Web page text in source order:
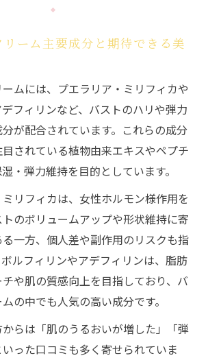
リーム主要成分と期待できる美
ムには、プエラリア・ミリフィカや
フィリンなど、バストのハリや弾力
が配合されています。これらの成分
されている植物由来エキスやペプチ
・弾力維持を目的としています。
リフィカは、女性ホルモン様作用を
のボリュームアップや形状維持に寄
一方、個人差や副作用のリスクも指
ルフィリンやアデフィリンは、脂肪
や肌の質感向上を目指しており、バ
の中でも人気の高い成分です。
らは「肌のうるおいが増した」「弾
った口コミも多く寄せられていま